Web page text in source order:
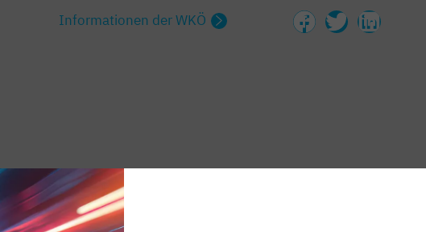
Informationen der WKÖ